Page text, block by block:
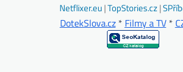
Netflixer.eu |TopStories.cz|
DotekSlova.cz* Filmy a TV*